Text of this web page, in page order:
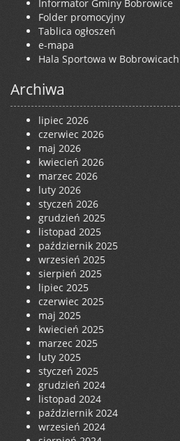
Informator Gminy Bobrowice
Folder promocyjny
Tablica ogłoszeń
e-mapa
Hala Sportowa w Bobrowicach
Archiwa
lipiec 2026
czerwiec 2026
maj 2026
kwiecień 2026
marzec 2026
luty 2026
styczeń 2026
grudzień 2025
listopad 2025
październik 2025
wrzesień 2025
sierpień 2025
lipiec 2025
czerwiec 2025
maj 2025
kwiecień 2025
marzec 2025
luty 2025
styczeń 2025
grudzień 2024
listopad 2024
październik 2024
wrzesień 2024